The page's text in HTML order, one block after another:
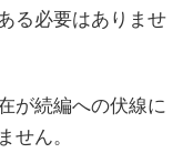
る必要はありませ
が続編への伏線に
せん。